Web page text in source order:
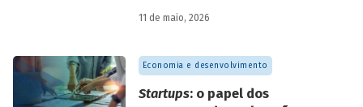
específicas do Banco.
11 de maio, 2026
Economia e desenvolvimento
Startups: o papel dos